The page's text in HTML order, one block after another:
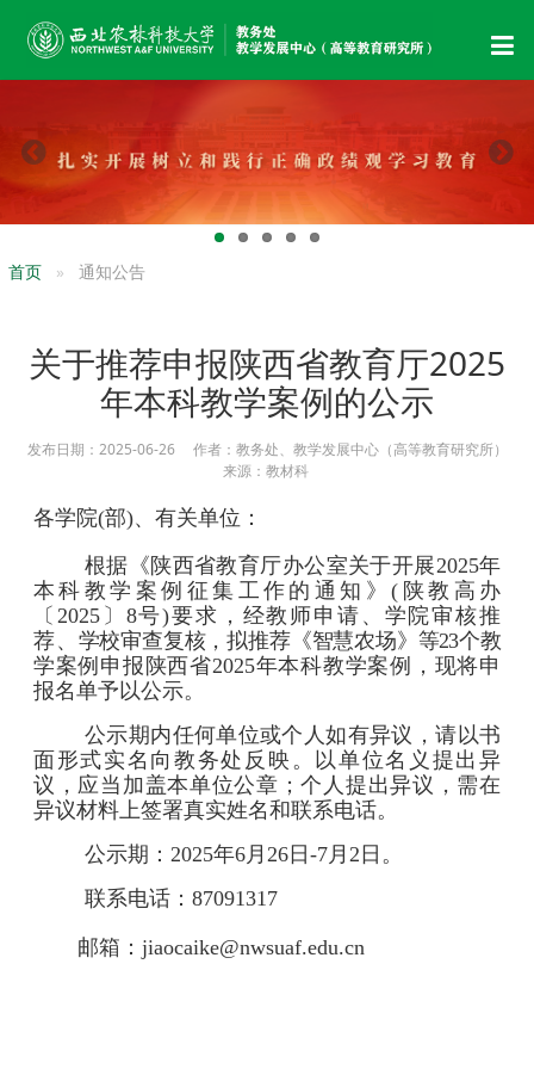
首页 通知公告
关于推荐申报陕西省教育厅2025
年本科教学案例的公示
发布日期：2025-06-26 作者：教务处、教学发展中心（高等教育研究所）
来源：教材科
各学院(部)、有关单位：
根据《陕西省教育厅办公室关于开展2025年
本科教学案例征集工作的通知》(陕教高办
〔2025〕8号)要求，经教师申请、学院审核推
荐、 学校审查复核，拟推荐《智慧农场》等23个教
学案例申报陕西省2025年本科教学案例，现将申
报名单予以公示。
公示期内任何单位或个人如有异议，请以书
面形式实名向教务处反映。以单位名义提出异
议，应当加盖本单位公章；个人提出异议，需在
异议材料上签署真实姓名和联系电话。
公示期：2025年6月26日-7月2日。
联系电话：87091317
邮箱 ：jiaocaike@nwsuaf.edu.cn